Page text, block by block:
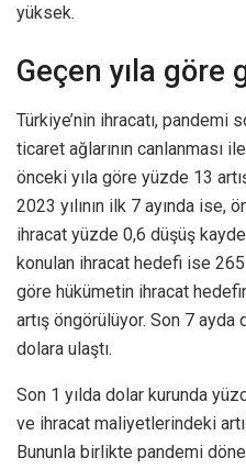
yüksek.
Geçen yıla göre
Türkiye’nin ihracatı, pandemi
ticaret ağlarının canlanması
önceki yıla göre yüzde 13
2023 yılının ilk 7 ayında ise,
ihracat yüzde 0,6 düşüş
konulan ihracat hedefi ise
göre hükümetin ihracat
artış öngörülüyor. Son 7 ayda
dolara ulaştı.
Son 1 yılda dolar kurunda
ve ihracat maliyetlerindeki
Bununla birlikte pandemi